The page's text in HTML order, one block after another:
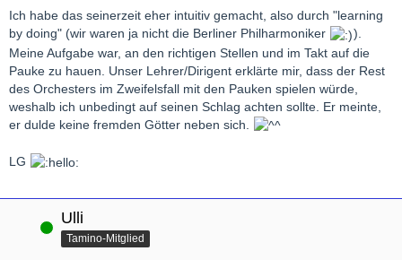
Ich habe das seinerzeit eher intuitiv gemacht, also durch "learning
by doing" (wir waren ja nicht die Berliner Philharmoniker
).
Meine Aufgabe war, an den richtigen Stellen und im Takt auf die
Pauke zu hauen. Unser Lehrer/Dirigent erklärte mir, dass der Rest
des Orchesters im Zweifelsfall mit den Pauken spielen würde,
weshalb ich unbedingt auf seinen Schlag achten sollte. Er meinte,
er dulde keine fremden Götter neben sich.
LG
Online Ulli
Tamino-Mitglied